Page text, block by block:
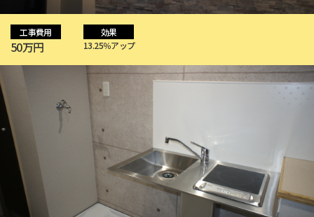
工事費用
50万円
効果
13.25％アップ